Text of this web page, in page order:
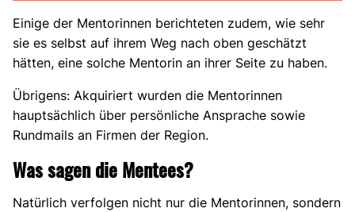
Einige der Mentorinnen berichteten zudem, wie sehr
sie es selbst auf ihrem Weg nach oben geschätzt
hätten, eine solche Mentorin an ihrer Seite zu haben.
Übrigens: Akquiriert wurden die Mentorinnen
hauptsächlich über persönliche Ansprache sowie
Rundmails an Firmen der Region.
Was sagen die Mentees?
Natürlich verfolgen nicht nur die Mentorinnen, sondern